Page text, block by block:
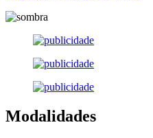
Modalidades